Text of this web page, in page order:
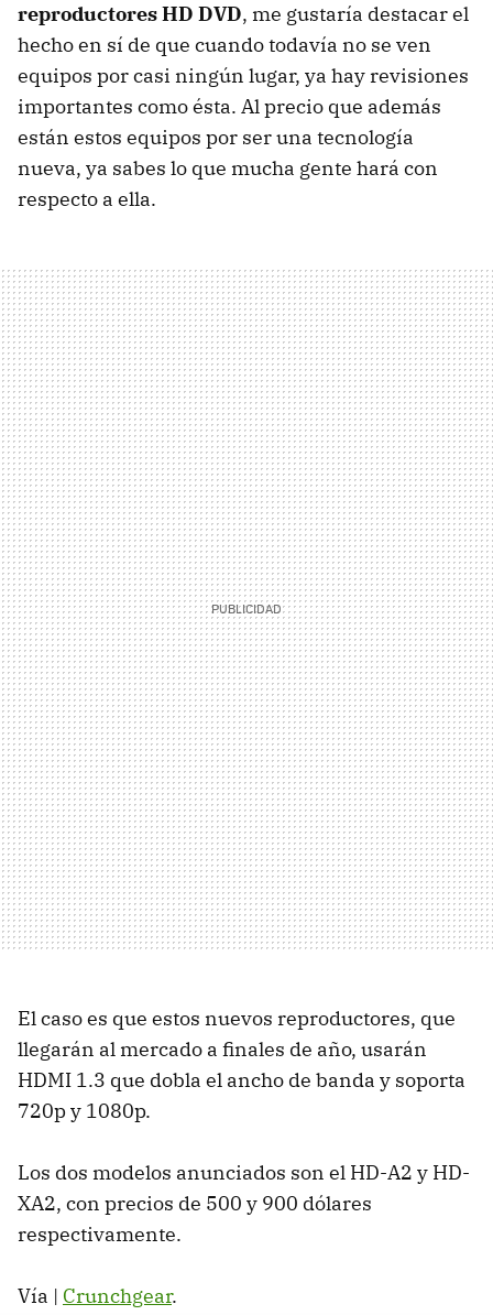
reproductores HD DVD, me gustaría destacar el
hecho en sí de que cuando todavía no se ven
equipos por casi ningún lugar, ya hay revisiones
importantes como ésta. Al precio que además
están estos equipos por ser una tecnología
nueva, ya sabes lo que mucha gente hará con
respecto a ella.
El caso es que estos nuevos reproductores, que
llegarán al mercado a finales de año, usarán
HDMI 1.3 que dobla el ancho de banda y soporta
720p y 1080p.
Los dos modelos anunciados son el HD-A2 y HD-
XA2, con precios de 500 y 900 dólares
respectivamente.
Vía | Crunchgear.